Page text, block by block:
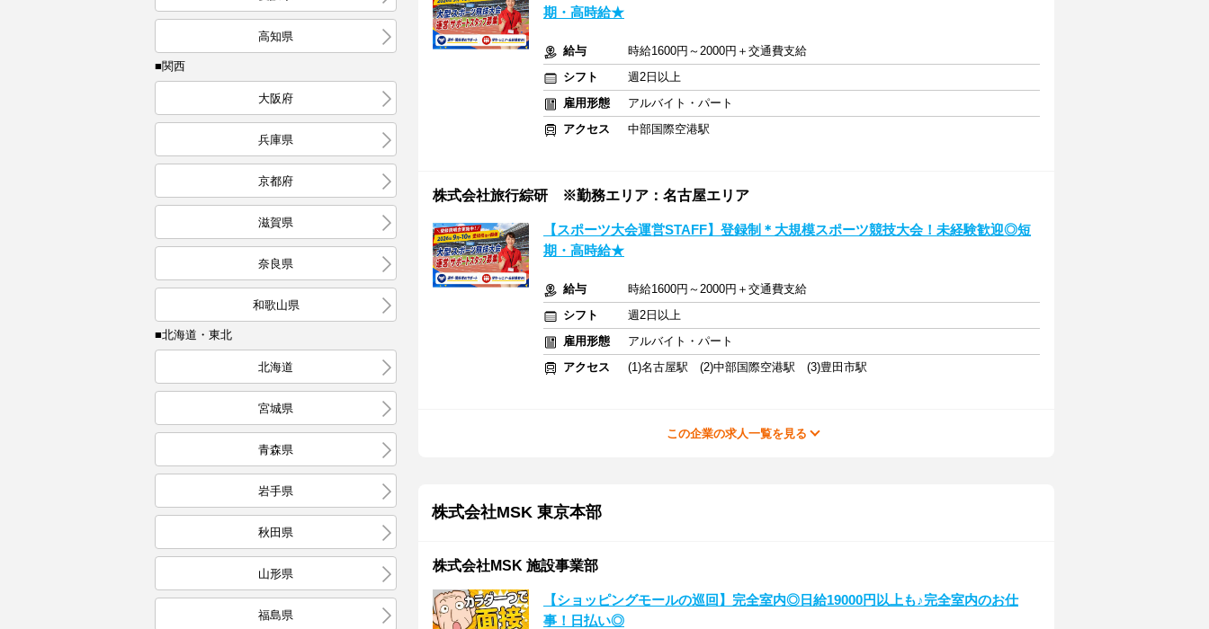
高知県
■関西
大阪府
兵庫県
京都府
滋賀県
奈良県
和歌山県
■北海道・東北
北海道
宮城県
青森県
岩手県
秋田県
山形県
福島県
期・高時給★
給与
時給1600円～2000円＋交通費支給
シフト
週2日以上
雇用形態
アルバイト・パート
アクセス
中部国際空港駅
株式会社旅行綜研 ※勤務エリア：名古屋エリア
【スポーツ大会運営STAFF】登録制＊大規模スポーツ競技大会！未経験歓迎◎短
期・高時給★
給与
時給1600円～2000円＋交通費支給
シフト
週2日以上
雇用形態
アルバイト・パート
アクセス
(1)名古屋駅 (2)中部国際空港駅 (3)豊田市駅
この企業の求人一覧を見る
株式会社MSK 東京本部
株式会社MSK 施設事業部
【ショッピングモールの巡回】完全室内◎日給19000円以上も♪完全室内のお仕
事！日払い◎